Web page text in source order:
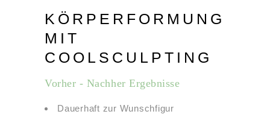
KÖRPERFORMUNG
MIT
COOLSCULPTING
Vorher - Nachher Ergebnisse
Dauerhaft zur Wunschfigur